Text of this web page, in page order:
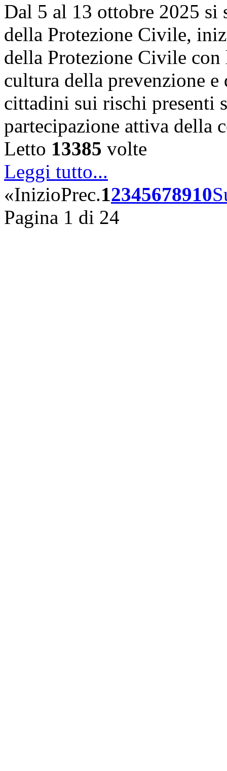
Dal 5 al 13 ottobre 2025 si
della Protezione Civile,
della Protezione Civile
cultura della prevenzione
cittadini sui rischi presenti
partecipazione attiva
Letto 13385 volte
Leggi tutto...
«InizioPrec.12345678910
Pagina 1 di 24